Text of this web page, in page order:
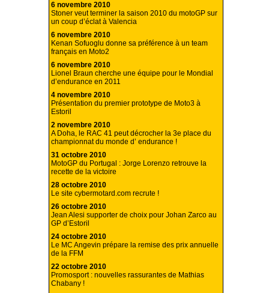
6 novembre 2010
Stoner veut terminer la saison 2010 du motoGP sur
un coup d’éclat à Valencia
6 novembre 2010
Kenan Sofuoglu donne sa préférence à un team
français en Moto2
6 novembre 2010
Lionel Braun cherche une équipe pour le Mondial
d’endurance en 2011
4 novembre 2010
Présentation du premier prototype de Moto3 à
Estoril
2 novembre 2010
A Doha, le RAC 41 peut décrocher la 3e place du
championnat du monde d’ endurance !
31 octobre 2010
MotoGP du Portugal : Jorge Lorenzo retrouve la
recette de la victoire
28 octobre 2010
Le site cybermotard.com recrute !
26 octobre 2010
Jean Alesi supporter de choix pour Johan Zarco au
GP d’Estoril
24 octobre 2010
Le MC Angevin prépare la remise des prix annuelle
de la FFM
22 octobre 2010
Promosport : nouvelles rassurantes de Mathias
Chabany !